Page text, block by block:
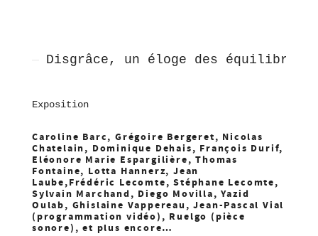
Disgrâce, un éloge des équilibres
Exposition
Caroline Barc, Grégoire Bergeret, Nicolas
Chatelain, Dominique Dehais, François Durif,
Eléonore Marie Espargilière, Thomas
Fontaine, Lotta Hannerz, Jean
Laube,Frédéric Lecomte, Stéphane Lecomte,
Sylvain Marchand, Diego Movilla, Yazid
Oulab, Ghislaine Vappereau, Jean-Pascal Vial
(programmation vidéo), Ruelgo (pièce
sonore), et plus encore…